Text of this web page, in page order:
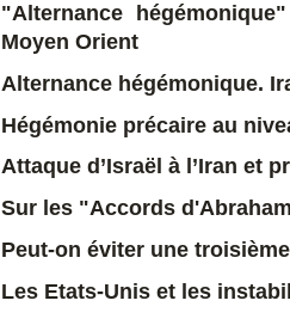
"Alternance
Moyen Orient
Alternance hégémonique.
Hégémonie précaire au
Attaque d’Israël à l’Iran et
Sur les "Accords
Peut-on éviter une
Les Etats-Unis et les